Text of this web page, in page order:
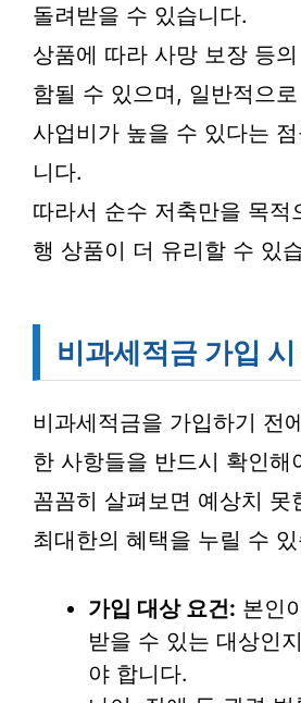
돌려받을 수 있습니다.
상품에 따라 사망 보장 등
함될 수 있으며, 일반적으
사업비가 높을 수 있다는
니다.
따라서 순수 저축만을 목적
행 상품이 더 유리할 수 있
비과세적금 가입
비과세적금을 가입하기 전
한 사항들을 반드시 확인해
꼼꼼히 살펴보면 예상치 못
최대한의 혜택을 누릴 수
가입 대상 요건: 본인
받을 수 있는 대상인
야 합니다.